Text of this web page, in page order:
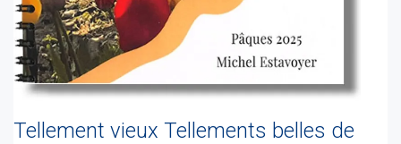
Tellement vieux Tellements belles de